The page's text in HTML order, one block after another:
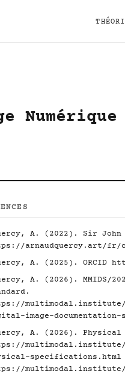
A. (2022). Sir
arnaudquercy.art/fr/
A. (2025). ORCID
A. (2026). MMIDS/
multimodal.institute/
image-
A. (2026). Physical
multimodal.institute/fr/
specifications.html
multimodal.institute/fr/